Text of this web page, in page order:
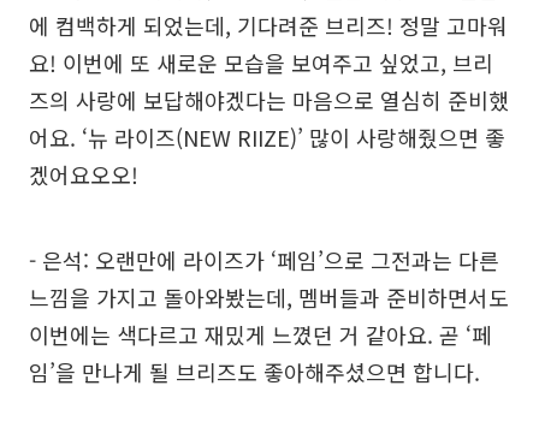
에 컴백하게 되었는데, 기다려준 브리즈! 정말 고마워
요! 이번에 또 새로운 모습을 보여주고 싶었고, 브리
즈의 사랑에 보답해야겠다는 마음으로 열심히 준비했
어요. ‘뉴 라이즈(NEW RIIZE)’ 많이 사랑해줬으면 좋
겠어요오오!
- 은석: 오랜만에 라이즈가 ‘페임’으로 그전과는 다른
느낌을 가지고 돌아와봤는데, 멤버들과 준비하면서도
이번에는 색다르고 재밌게 느꼈던 거 같아요. 곧 ‘페
임’을 만나게 될 브리즈도 좋아해주셨으면 합니다.